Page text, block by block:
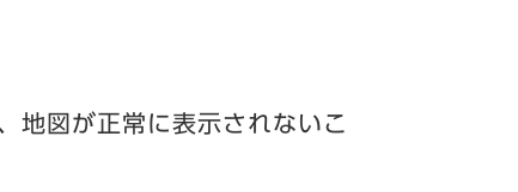
地図が正常に表示されないこ